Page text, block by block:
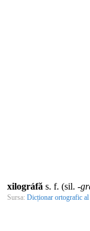
xilográfă s. f. (sil. -
Sursa: Dicționar ortografic